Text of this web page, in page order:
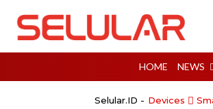
HOME NEWS
Selular.ID - Devices